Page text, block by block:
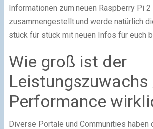
Informationen zum neuen Raspberry Pi
zusammengestellt und werde natürlich
stück für stück mit neuen Infos für euch
Wie groß ist der
Leistungszuwachs
Performance
Diverse Portale und Communities haben